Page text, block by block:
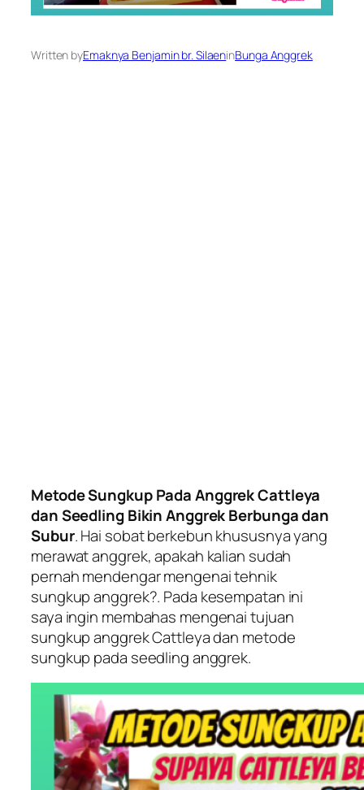
Written byEmaknya Benjamin br. SilaeninBunga Anggrek
Metode Sungkup Pada Anggrek Cattleya
dan Seedling Bikin Anggrek Berbunga dan
Subur. Hai sobat berkebun khususnya yang
merawat anggrek, apakah kalian sudah
pernah mendengar mengenai tehnik
sungkup anggrek?. Pada kesempatan ini
saya ingin membahas mengenai tujuan
sungkup anggrek Cattleya dan metode
sungkup pada seedling anggrek.